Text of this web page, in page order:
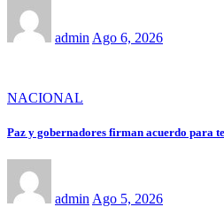
admin Ago 6, 2026
NACIONAL
Paz y gobernadores firman acuerdo para
admin Ago 5, 2026